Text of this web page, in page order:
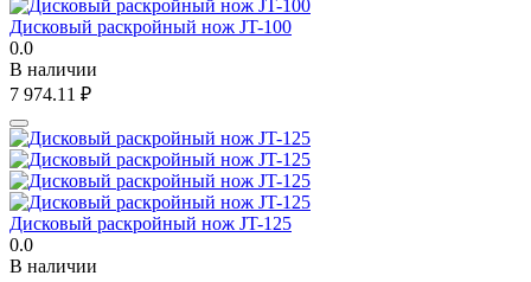
Дисковый раскройный нож JT-100
0.0
В наличии
7 974.11 ₽
Дисковый раскройный нож JT-125
0.0
В наличии